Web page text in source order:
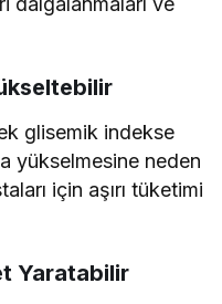
glisemik indekse
yükselmesine neden
için aşırı tüketimi
Yaratabilir